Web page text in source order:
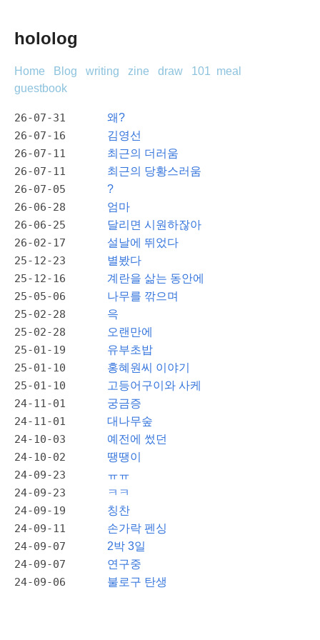
hololog
Home Blog writing zine draw 101 meal
guestbook
26-07-31 왜?
26-07-16 김영선
26-07-11 최근의 더러움
26-07-11 최근의 당황스러움
26-07-05 ?
26-06-28 엄마
26-06-25 달리면 시원하잖아
26-02-17 설날에 뛰었다
25-12-23 별봤다
25-12-16 계란을 삶는 동안에
25-05-06 나무를 깎으며
25-02-28 윽
25-02-28 오랜만에
25-01-19 유부초밥
25-01-10 홍혜원씨 이야기
25-01-10 고등어구이와 사케
24-11-01 궁금증
24-11-01 대나무숲
24-10-03 예전에 썼던
24-10-02 땡땡이
24-09-23 ㅠㅠ
24-09-23 ㅋㅋ
24-09-19 칭찬
24-09-11 손가락 펜싱
24-09-07 2박 3일
24-09-07 연구중
24-09-06 불로구 탄생